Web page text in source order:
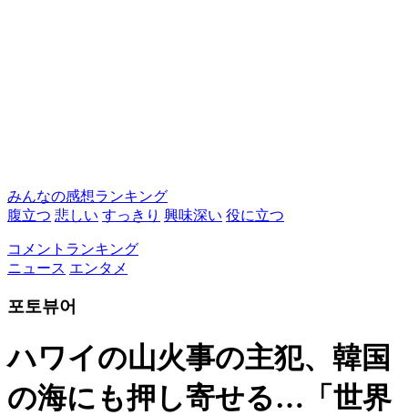
みんなの感想ランキング
腹立つ 悲しい すっきり 興味深い 役に立つ
コメントランキング
ニュース エンタメ
포토뷰어
ハワイの山火事の主犯、韓国
の海にも押し寄せる…「世界